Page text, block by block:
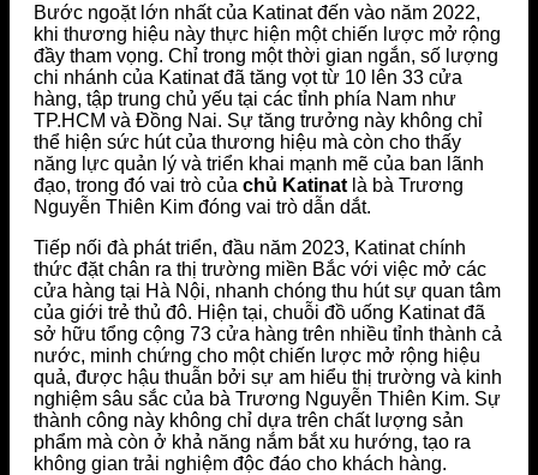
Bước ngoặt lớn nhất của Katinat đến vào năm 2022,
khi thương hiệu này thực hiện một chiến lược mở rộng
đầy tham vọng. Chỉ trong một thời gian ngắn, số lượng
chi nhánh của Katinat đã tăng vọt từ 10 lên 33 cửa
hàng, tập trung chủ yếu tại các tỉnh phía Nam như
TP.HCM và Đồng Nai. Sự tăng trưởng này không chỉ
thể hiện sức hút của thương hiệu mà còn cho thấy
năng lực quản lý và triển khai mạnh mẽ của ban lãnh
đạo, trong đó vai trò của chủ Katinat là bà Trương
Nguyễn Thiên Kim đóng vai trò dẫn dắt.
Tiếp nối đà phát triển, đầu năm 2023, Katinat chính
thức đặt chân ra thị trường miền Bắc với việc mở các
cửa hàng tại Hà Nội, nhanh chóng thu hút sự quan tâm
của giới trẻ thủ đô. Hiện tại, chuỗi đồ uống Katinat đã
sở hữu tổng cộng 73 cửa hàng trên nhiều tỉnh thành cả
nước, minh chứng cho một chiến lược mở rộng hiệu
quả, được hậu thuẫn bởi sự am hiểu thị trường và kinh
nghiệm sâu sắc của bà Trương Nguyễn Thiên Kim. Sự
thành công này không chỉ dựa trên chất lượng sản
phẩm mà còn ở khả năng nắm bắt xu hướng, tạo ra
không gian trải nghiệm độc đáo cho khách hàng.